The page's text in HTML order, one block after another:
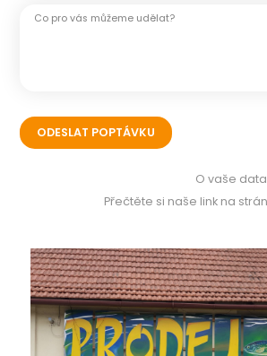
Co pro vás můžeme udělat?
O vaše
Přečtěte si naše link na